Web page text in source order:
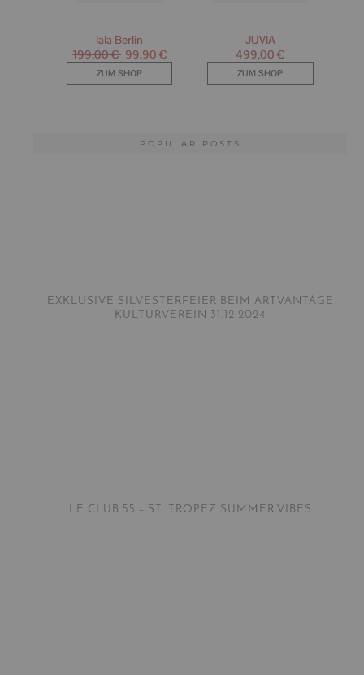
POPULAR POSTS
EXKLUSIVE SILVESTERFEIER BEIM ARTVANTAGE
KULTURVEREIN 31.12.2024
LE CLUB 55 – ST. TROPEZ SUMMER VIBES